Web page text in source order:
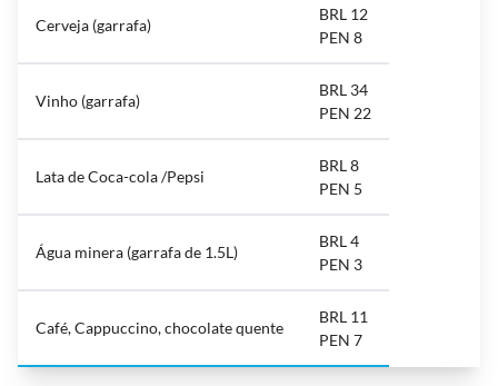
Cerveja (garrafa)
BRL 12
PEN 8
Vinho (garrafa)
BRL 34
PEN 22
Lata de Coca-cola /Pepsi
BRL 8
PEN 5
Água minera (garrafa de 1.5L)
BRL 4
PEN 3
Café, Cappuccino, chocolate quente
BRL 11
PEN 7